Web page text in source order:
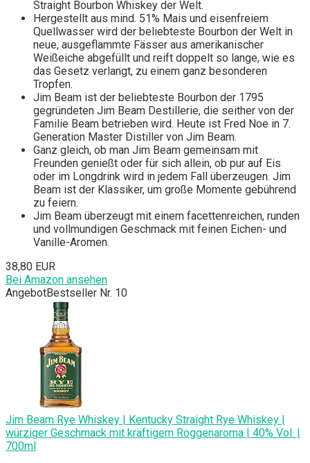
Straight Bourbon Whiskey der Welt.
Hergestellt aus mind. 51% Mais und eisenfreiem
Quellwasser wird der beliebteste Bourbon der Welt in
neue, ausgeflammte Fässer aus amerikanischer
Weißeiche abgefüllt und reift doppelt so lange, wie es
das Gesetz verlangt, zu einem ganz besonderen
Tropfen.
Jim Beam ist der beliebteste Bourbon der 1795
gegründeten Jim Beam Destillerie, die seither von der
Familie Beam betrieben wird. Heute ist Fred Noe in 7.
Generation Master Distiller von Jim Beam.
Ganz gleich, ob man Jim Beam gemeinsam mit
Freunden genießt oder für sich allein, ob pur auf Eis
oder im Longdrink wird in jedem Fall überzeugen. Jim
Beam ist der Klassiker, um große Momente gebührend
zu feiern.
Jim Beam überzeugt mit einem facettenreichen, runden
und vollmundigen Geschmack mit feinen Eichen- und
Vanille-Aromen.
38,80 EUR
Bei Amazon ansehen
AngebotBestseller Nr. 10
Jim Beam Rye Whiskey | Kentucky Straight Rye Whiskey |
würziger Geschmack mit kräftigem Roggenaroma | 40% Vol. |
700ml